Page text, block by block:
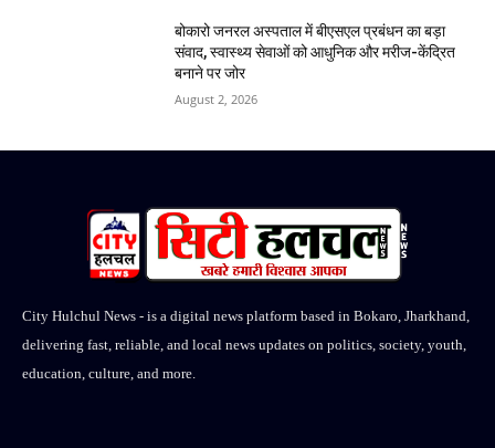
बोकारो जनरल अस्पताल में बीएसएल प्रबंधन का बड़ा
संवाद, स्वास्थ्य सेवाओं को आधुनिक और मरीज-केंद्रित
बनाने पर जोर
August 2, 2026
City Hulchul News - is a digital news platform based in Bokaro, Jharkhand,
delivering fast, reliable, and local news updates on politics, society, youth,
education, culture, and more.